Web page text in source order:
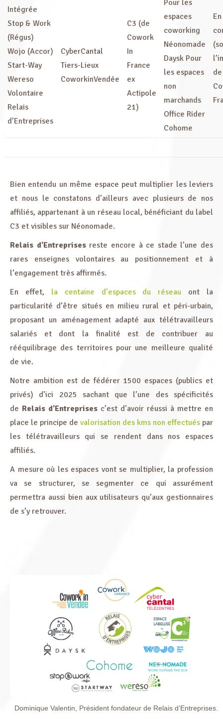
Intégrée
Stop & Work
(Régus)
Wojo (Accor)
Start-Way
Wereso
Volontaire
Relais
d’Entreprises
CyberCantal
Tiers-Lieux
CoworkinVendée
C3 (de
Cowork
In
France
ex
Actipole
21)
Pour les
espaces
coworking
Néonomade
Daysk Pour
les espaces
non
marchands
Office Rider
Cohome
de
Bien entendu un même espace peut multiplier les leviers
et nous le constatons d’ailleurs avec plusieurs de nos
affiliés, appartenant à un réseau local, bénéficiant du label
C3 et visibles sur Néonomade.
Relais d’Entreprisesreste encore à ce stade l’une des
rares enseignes volontaires au positionnement et à
l’engagement très affirmés.
En effet, la centaine d’espaces du réseau ont la
particularité d’être situés en milieu rural et péri-urbain,
proposant un aménagement adapté aux télétravailleurs
salariés et dont la finalité est de contribuer au
rééquilibrage des territoires pour une meilleure qualité
de vie.
Notre ambition est de fédérer 1500 espaces (publics et
privés) d’ici 2025 sachant que l’une des spécificités
de Relais d’Entreprises c’est d’avoir réussi à mettre en
place le principe de valorisation des kms non effectués par
les télétravailleurs qui se rendent dans nos espaces
affiliés.
A mesure où les espaces vont se multiplier, la profession
va se structurer, se segmenter ce qui assurément
permettra aussi bien aux utilisateurs qu’aux gestionnaires
de s’y retrouver.
Dominique Valentin, Président fondateur de Relais d’Entreprises.